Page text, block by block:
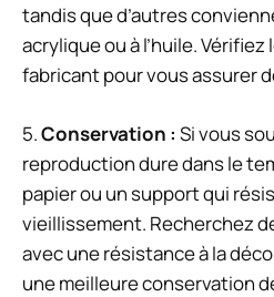
tandis que d’autres
acrylique ou à l’huile.
fabricant pour vous assurer
5.Conservation : Si vous
reproduction dure dans le
papier ou un support qui
vieillissement. Recherchez
avec une résistance à la
une meilleure conservation